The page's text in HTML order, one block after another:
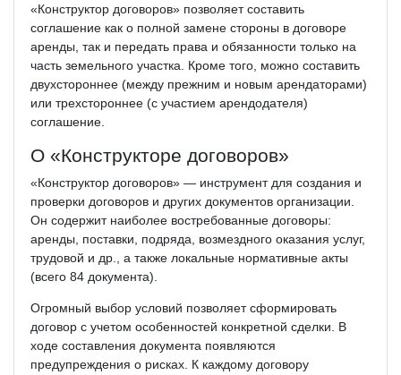
«Конструктор договоров» позволяет составить
соглашение как о полной замене стороны в договоре
аренды, так и передать права и обязанности только на
часть земельного участка. Кроме того, можно составить
двухстороннее (между прежним и новым арендаторами)
или трехстороннее (с участием арендодателя)
соглашение.
О «Конструкторе договоров»
«Конструктор договоров» — инструмент для создания и
проверки договоров и других документов организации.
Он содержит наиболее востребованные договоры:
аренды, поставки, подряда, возмездного оказания услуг,
трудовой и др., а также локальные нормативные акты
(всего 84 документа).
Огромный выбор условий позволяет сформировать
договор с учетом особенностей конкретной сделки. В
ходе составления документа появляются
предупреждения о рисках. К каждому договору